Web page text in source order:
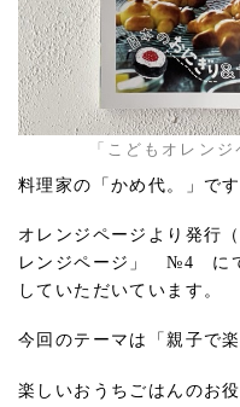
「こどもオレン
料理家の「かめ代。」です
オレンジページより発行
レンジページ」 №4 にて
していただいています。
今回のテーマは「親子で
楽しいおうちごはんのお